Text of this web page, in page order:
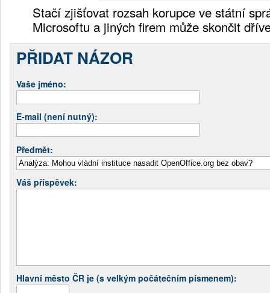
Stačí zjišťovat rozsah korupce ve státní
Microsoftu a jiných firem může skončit
PŘIDAT NÁZOR
Vaše jméno:
E-mail (není nutný):
Předmět:
Váš příspěvek:
Hlavní město ČR je (s velkým počátečním písmenem):